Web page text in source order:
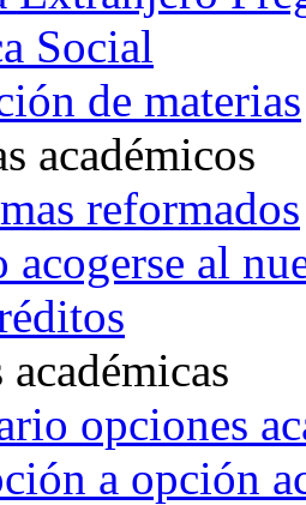
Social
de materias
académicos
reformados
acogerse al
opciones
a opción